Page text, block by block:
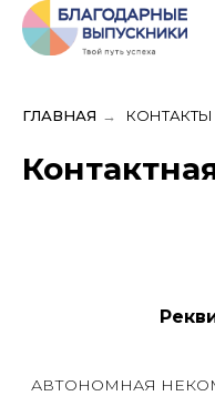
ГЛАВНАЯ → КОНТАКТЫ
АВТОНОМНАЯ